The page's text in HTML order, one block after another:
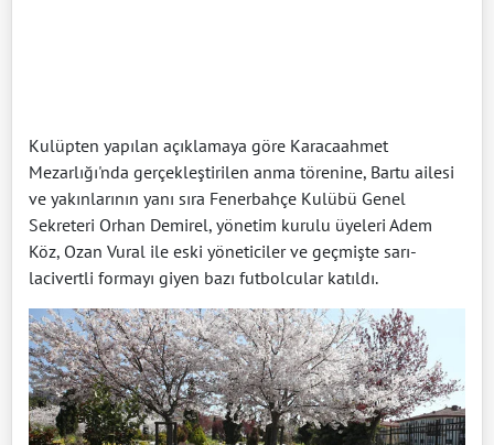
Kulüpten yapılan açıklamaya göre Karacaahmet
Mezarlığı'nda gerçekleştirilen anma törenine, Bartu ailesi
ve yakınlarının yanı sıra Fenerbahçe Kulübü Genel
Sekreteri Orhan Demirel, yönetim kurulu üyeleri Adem
Köz, Ozan Vural ile eski yöneticiler ve geçmişte sarı-
lacivertli formayı giyen bazı futbolcular katıldı.